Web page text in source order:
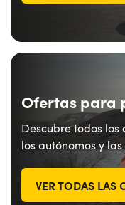
¿Necesitas
Ofertas para
Descubre todos
los autónomos y
VER TODAS LAS